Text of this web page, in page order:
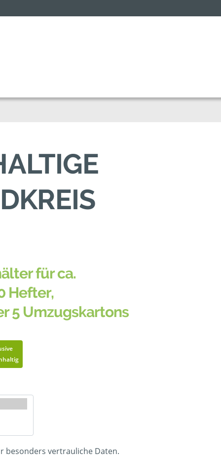
für ca.
Hefter,
5 Umzugskartons
besonders vertrauliche Daten.